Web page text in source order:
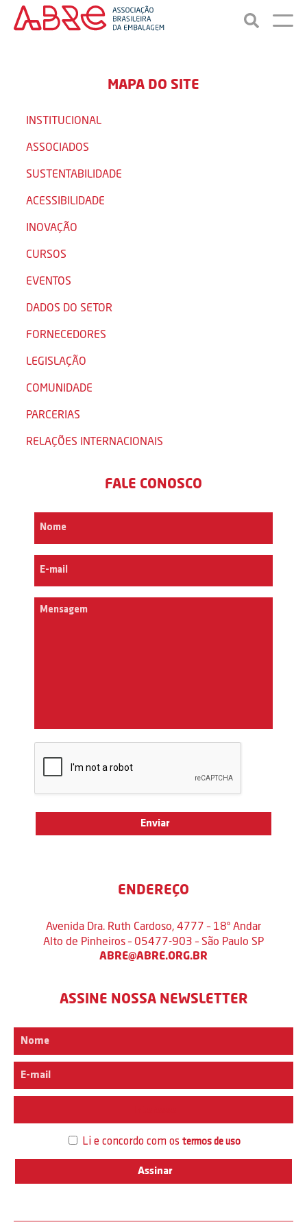
MAPA DO SITE
INSTITUCIONAL
ASSOCIADOS
SUSTENTABILIDADE
ACESSIBILIDADE
INOVAÇÃO
CURSOS
EVENTOS
DADOS DO SETOR
FORNECEDORES
LEGISLAÇÃO
COMUNIDADE
PARCERIAS
RELAÇÕES INTERNACIONAIS
FALE CONOSCO
ENDEREÇO
Avenida Dra. Ruth Cardoso, 4777 – 18º Andar
Alto de Pinheiros – 05477-903 – São Paulo SP
ABRE@ABRE.ORG.BR
ASSINE NOSSA NEWSLETTER
Li e concordo com os termos de uso